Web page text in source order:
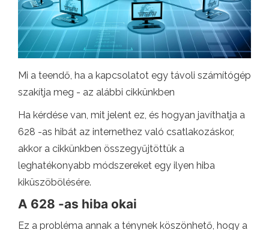
Mi a teendő, ha a kapcsolatot egy távoli számítógép
szakítja meg - az alábbi cikkünkben
Ha kérdése van, mit jelent ez, és hogyan javíthatja a
628 -as hibát az internethez való csatlakozáskor,
akkor a cikkünkben összegyűjtöttük a
leghatékonyabb módszereket egy ilyen hiba
kiküszöbölésére.
A 628 -as hiba okai
Ez a probléma annak a ténynek köszönhető, hogy a